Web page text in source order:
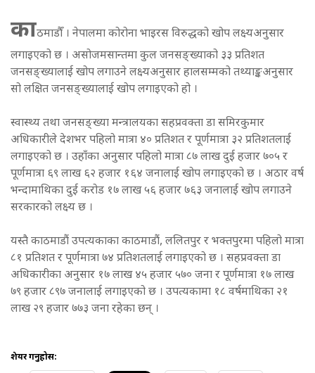
काठमाडौँ । नेपालमा कोरोना भाइरस विरुद्धको खोप लक्ष्यअनुसार
लगाइएको छ । असोजमसान्तमा कुल जनसङ्ख्याको ३३ प्रतिशत
जनसङ्ख्यालाई खोप लगाउने लक्ष्यअनुसार हालसम्मको तथ्याङ्कअनुसार
सो लक्षित जनसङ्ख्यालाई खोप लगाइएको हो ।
स्वास्थ्य तथा जनसङ्ख्या मन्त्रालयका सहप्रवक्ता डा समिरकुमार
अधिकारीले देशभर पहिलो मात्रा ४० प्रतिशत र पूर्णमात्रा ३२ प्रतिशतलाई
लगाइएको छ । उहाँका अनुसार पहिलो मात्रा ८७ लाख दुई हजार ७०५ र
पूर्णमात्रा ६९ लाख ६२ हजार १६४ जनालाई खोप लगाइएको छ । अठार वर्ष
भन्दामाथिका दुई करोड १७ लाख ५६ हजार ७६३ जनालाई खोप लगाउने
सरकारको लक्ष्य छ ।
यस्तै काठमाडौं उपत्यकाका काठमाडौं, ललितपुर र भक्तपुरमा पहिलो मात्रा
८१ प्रतिशत र पूर्णमात्रा ७४ प्रतिशतलाई लगाइएको छ । सहप्रवक्ता डा
अधिकारीका अनुसार १७ लाख ४५ हजार ५७० जना र पूर्णमात्रा १७ लाख
७९ हजार ८९७ जनालाई लगाइएको छ । उपत्यकामा १८ वर्षमाथिका २१
लाख २९ हजार ७७३ जना रहेका छन् ।
शेयर गर्नुहोस: